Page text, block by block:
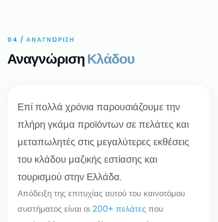
04 / ΑΝΑΓΝΏΡΙΣΗ
ΑναγνώρισηΚλάδου
Επί πολλά χρόνια παρουσιάζουμε την
πλήρη γκάμα προϊόντων σε πελάτες και
μεταπωλητές στις μεγαλύτερες εκθέσεις
του κλάδου μαζικής εστίασης και
τουρισμού στην Ελλάδα.
Απόδειξη της επιτυχίας αυτού του καινοτόμου
συστήματος είναι οι 200+ πελάτες που